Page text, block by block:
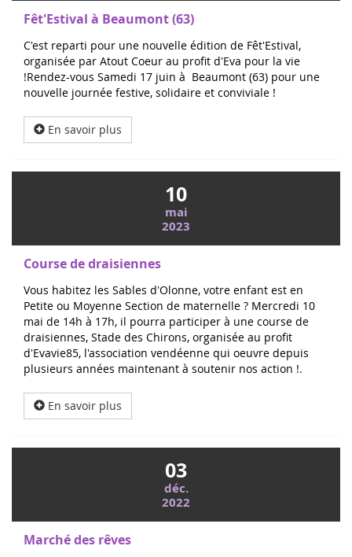
Fêt'Estival à Beaumont (63)
C'est reparti pour une nouvelle édition de Fêt'Estival,
organisée par Atout Coeur au profit d'Eva pour la vie
!Rendez-vous Samedi 17 juin à Beaumont (63) pour une
nouvelle journée festive, solidaire et conviviale !
En savoir plus
10
mai
2023
Course de draisiennes
Vous habitez les Sables d'Olonne, votre enfant est en
Petite ou Moyenne Section de maternelle ? Mercredi 10
mai de 14h à 17h, il pourra participer à une course de
draisiennes, Stade des Chirons, organisée au profit
d'Evavie85, l'association vendéenne qui oeuvre depuis
plusieurs années maintenant à soutenir nos action !.
En savoir plus
03
déc.
2022
Marché des rêves